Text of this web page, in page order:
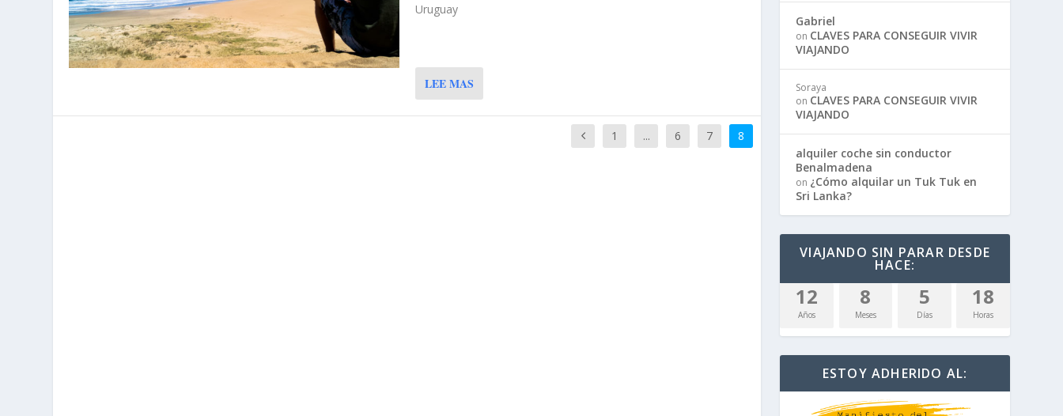
Uruguay
LEE MAS
1 ... 6 7 8
Gabriel
on CLAVES PARA CONSEGUIR VIVIR
VIAJANDO
Soraya
on CLAVES PARA CONSEGUIR VIVIR
VIAJANDO
alquiler coche sin conductor
Benalmadena
on ¿Cómo alquilar un Tuk Tuk en
Sri Lanka?
VIAJANDO SIN PARAR DESDE
HACE:
12
Años
8
Meses
5
Días
18
Horas
ESTOY ADHERIDO AL: